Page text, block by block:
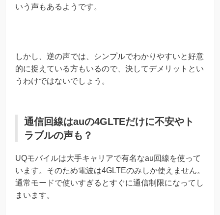
いう声もあるようです。
しかし、逆の声では、シンプルでわかりやすいと好意
的に捉えている方もいるので、決してデメリットとい
うわけではないでしょう。
通信回線はauの4GLTEだけに不安やト
ラブルの声も？
UQモバイルは大手キャリアで有名なau回線を使って
います。そのため電波は4GLTEのみしか使えません。
通常モードで使いすぎるとすぐに通信制限になってし
まいます。